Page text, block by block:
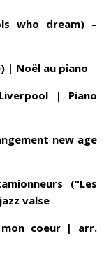
who dream) –
| Noël au piano
| Piano
new age
(“Les
valse
mon coeur | arr.